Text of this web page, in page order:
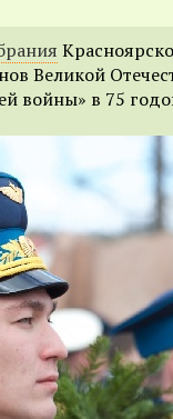
Великой
войны» в 75